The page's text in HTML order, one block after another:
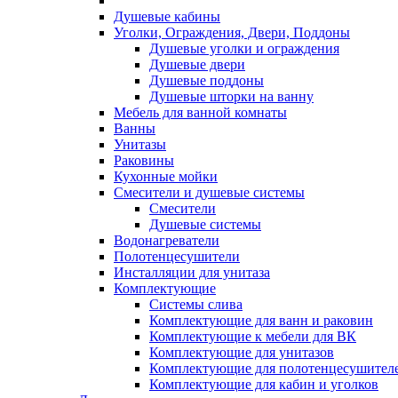
Душевые кабины
Уголки, Ограждения, Двери, Поддоны
Душевые уголки и ограждения
Душевые двери
Душевые поддоны
Душевые шторки на ванну
Мебель для ванной комнаты
Ванны
Унитазы
Раковины
Кухонные мойки
Смесители и душевые системы
Смесители
Душевые системы
Водонагреватели
Полотенцесушители
Инсталляции для унитаза
Комплектующие
Системы слива
Комплектующие для ванн и раковин
Комплектующие к мебели для ВК
Комплектующие для унитазов
Комплектующие для
Комплектующие для кабин и уголков